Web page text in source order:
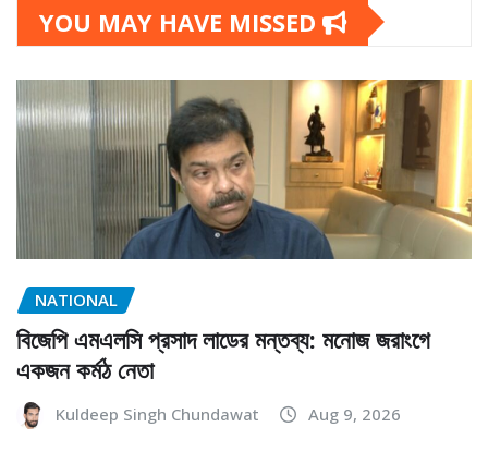
YOU MAY HAVE MISSED
NATIONAL
বিজেপি এমএলসি প্রসাদ লাডের মন্তব্য: মনোজ জরাংগে
একজন কর্মঠ নেতা
Kuldeep Singh Chundawat Aug 9, 2026